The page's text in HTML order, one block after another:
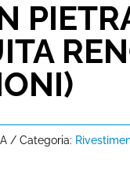
Categoria: